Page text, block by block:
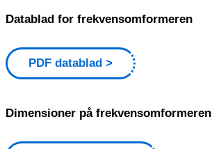
Datablad for frekvensomformeren
PDF datablad
Dimensioner på frekvensomformeren